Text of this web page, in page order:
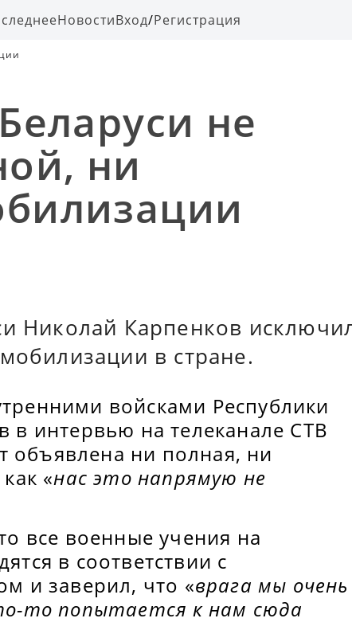
НовостиВход/Регистрация
не
ни
Николай Карпенков
в стране.
войсками Республики
в интервью на телеканале СТВ
объявлена ни полная, ни
«нас это напрямую не
все военные учения на
в соответствии с
и заверил, что «врага мы очень
то попытается к нам сюда